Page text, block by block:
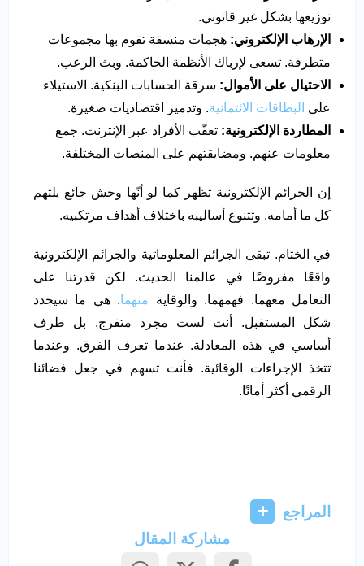
توزيعها بشكل غير قانوني.
الإرهاب الإلكتروني: هجمات منسقة تقوم بها مجموعات
متطرفة. تسعى لإرباك الأنظمة الحاكمة. وبث الرعب.
الاحتيال على الأموال: سرقة الحسابات البنكية. الاستيلاء
على البطاقات الائتمانية. وتدمير اقتصاديات صغيرة.
المطاردة الإلكترونية: تعقّب الأفراد عبر الإنترنت. جمع
معلومات عنهم. ومضايقتهم على المنصات المختلفة.
إن الجرائم الإلكترونية تظهر كما لو أنّها وحش جائع يلتهم
كل ما أمامه. وتتنوع أساليبه باختلاف أهداف مرتكبيه.
في الختام. تبقى الجرائم المعلوماتية والجرائم الإلكترونية
واقعًا مفروضًا في عالمنا الحديث. لكن قدرتنا على
التعامل معهما. فهمهما. والوقاية منهما. هي ما سيحدد
شكل المستقبل. أنت لست مجرد متفرج. بل طرف
أساسي في هذه المعادلة. عندما تعرف الفرق. وعندما
تتخذ الإجراءات الوقائية. فأنت تسهم في جعل فضائنا
الرقمي أكثر أمانًا.
المراجع
مشاركة المقال